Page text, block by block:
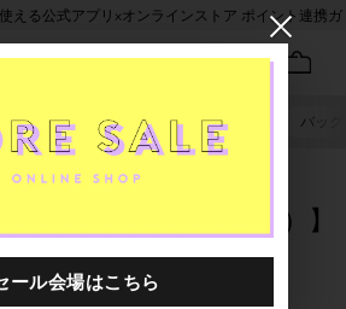
える公式アプリ×オンラインストア ポイント連携ガ
セール 40th限定 ピアス バッグ
遊べ！【RECO（レコ）】